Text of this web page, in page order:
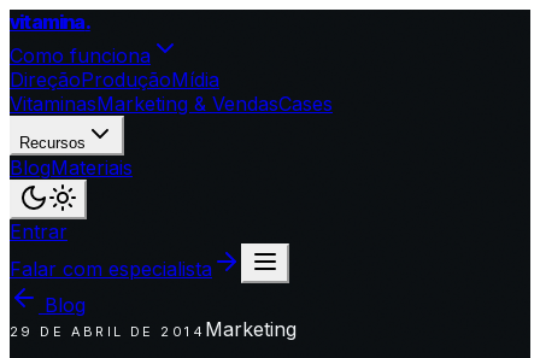
vitamina.
Como funciona
DireçãoProduçãoMídia
VitaminasMarketing & VendasCases
Recursos
BlogMateriais
Entrar
Falar com especialista
Blog
29 DE ABRIL DE 2014 Marketing